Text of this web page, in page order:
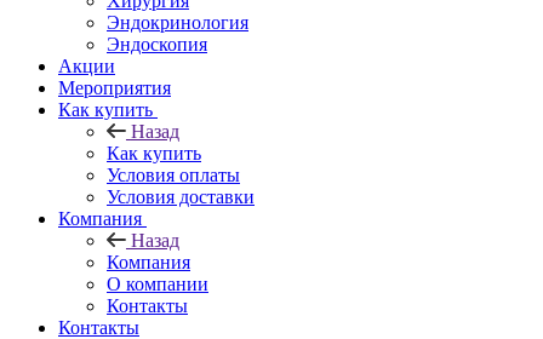
Эндокринология
Эндоскопия
Акции
Мероприятия
Как купить
Назад
Как купить
Условия оплаты
Условия доставки
Компания
Назад
Компания
О компании
Контакты
Контакты